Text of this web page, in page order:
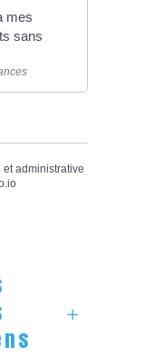
mes
sans
administrative